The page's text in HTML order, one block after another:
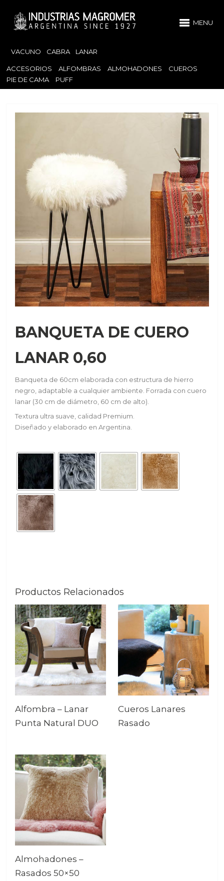
MENU
VACUNO CABRA LANAR
ACCESORIOS ALFOMBRAS ALMOHADONES
CUEROS
PIE DE CAMA
PUFF
BANQUETA DE CUERO
LANAR 0,60
Banqueta de 60cm elaborada con estructura de hierro
negro, adaptable a cualquier ambiente. Forrada con cuero
lanar (30 cm de diámetro, 60 cm de alto).
Textura ultra suave, calidad Premium.
Diseñado y elaborado en Argentina.
Productos Relacionados
Alfombra – Lanar
Punta Natural DUO
Cueros Lanares
Rasado
Almohadones –
Rasados 50×50